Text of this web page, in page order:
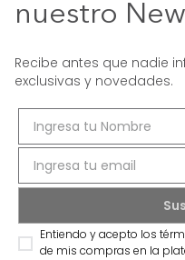
nuestro
Recibe antes que nadie
exclusivas y novedades.
Entiendo y acepto los
de mis compras en la